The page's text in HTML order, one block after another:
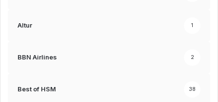
Altur 1
BBN Airlines 2
Best of HSM 38